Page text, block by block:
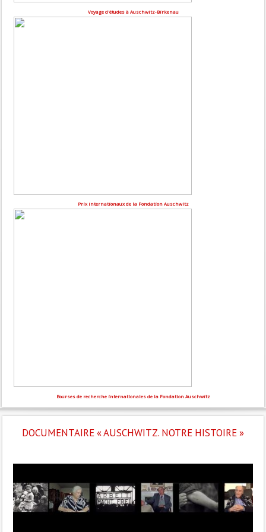
Voyage d'études à Auschwitz-Birkenau
Prix internationaux de la Fondation Auschwitz
Bourses de recherche internationales de la Fondation Auschwitz
DOCUMENTAIRE « AUSCHWITZ. NOTRE HISTOIRE »